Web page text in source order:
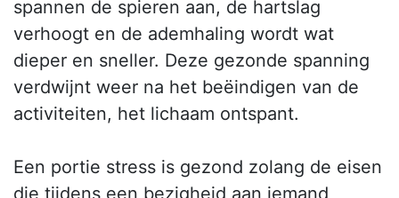
spannen de spieren aan, de hartslag
verhoogt en de ademhaling wordt wat
dieper en sneller. Deze gezonde spanning
verdwijnt weer na het beëindigen van de
activiteiten, het lichaam ontspant.
Een portie stress is gezond zolang de eisen
die tijdens een bezigheid aan iemand